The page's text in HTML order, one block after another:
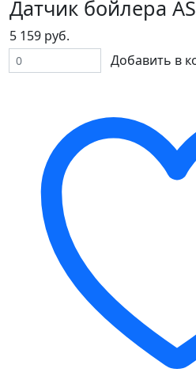
Датчик бойлера
5 159 руб.
Добавить в